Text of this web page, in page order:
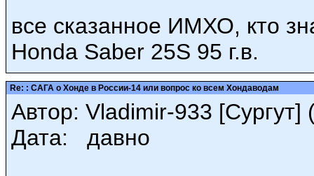
все сказанное ИМХО, кто
Honda Saber 25S 95 г.в.
Re: : САГА о Хонде в России-14 или вопрос ко всем Хондаводам
Автор: Vladimir-933 [Сургут]
Дата: давно